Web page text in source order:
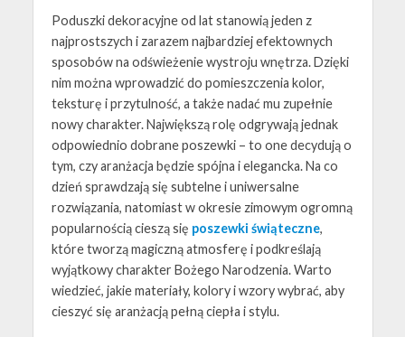
Poduszki dekoracyjne od lat stanowią jeden z
najprostszych i zarazem najbardziej efektownych
sposobów na odświeżenie wystroju wnętrza. Dzięki
nim można wprowadzić do pomieszczenia kolor,
teksturę i przytulność, a także nadać mu zupełnie
nowy charakter. Największą rolę odgrywają jednak
odpowiednio dobrane poszewki – to one decydują o
tym, czy aranżacja będzie spójna i elegancka. Na co
dzień sprawdzają się subtelne i uniwersalne
rozwiązania, natomiast w okresie zimowym ogromną
popularnością cieszą się poszewki świąteczne,
które tworzą magiczną atmosferę i podkreślają
wyjątkowy charakter Bożego Narodzenia. Warto
wiedzieć, jakie materiały, kolory i wzory wybrać, aby
cieszyć się aranżacją pełną ciepła i stylu.